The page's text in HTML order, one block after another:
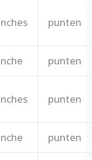
punten
punten
punten
punten